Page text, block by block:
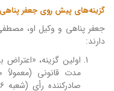
گزینه‌های پیش روی جعفر پناهی
جعفر پناهی و وکیل او،
دارند:
اولین گزینه،